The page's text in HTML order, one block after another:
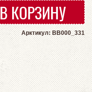
В КОРЗИНУ
Арктикул: BB000_331